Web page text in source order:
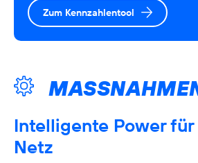
Zum Kennzahlentool
MASSNAHMEN
Intelligente Power
Netz